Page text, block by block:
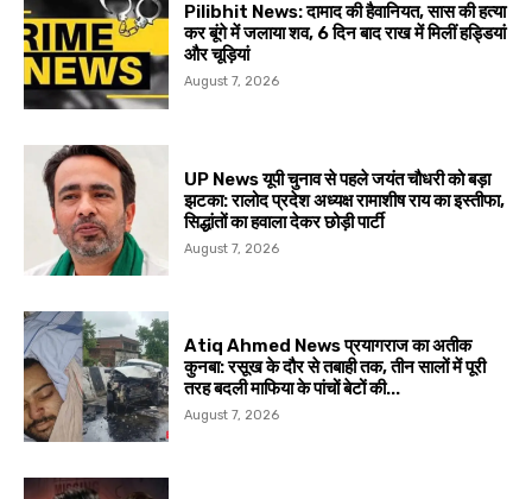
Pilibhit News: दामाद की हैवानियत, सास की हत्या
कर बूंगे में जलाया शव, 6 दिन बाद राख में मिलीं हड्डियां
और चूड़ियां
August 7, 2026
UP News यूपी चुनाव से पहले जयंत चौधरी को बड़ा
झटका: रालोद प्रदेश अध्यक्ष रामाशीष राय का इस्तीफा,
सिद्धांतों का हवाला देकर छोड़ी पार्टी
August 7, 2026
Atiq Ahmed News प्रयागराज का अतीक
कुनबा: रसूख के दौर से तबाही तक, तीन सालों में पूरी
तरह बदली माफिया के पांचों बेटों की...
August 7, 2026